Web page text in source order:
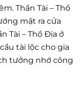
Thần Tài – Thổ
mặt ra cửa
Tài – Thổ Địa ở
tài lộc cho gia
tưởng nhớ công